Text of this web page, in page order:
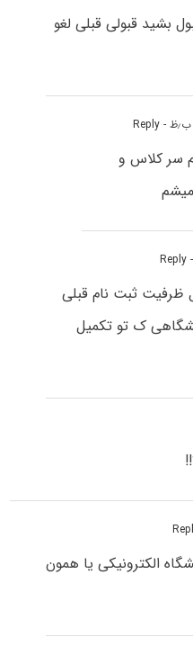
بشید قبولى قبلى لغو
- Reply
سر کلاس و
-
ظرفیت ثبت نام قبلی
ک تو تکمیل
الکترونیکی یا همون